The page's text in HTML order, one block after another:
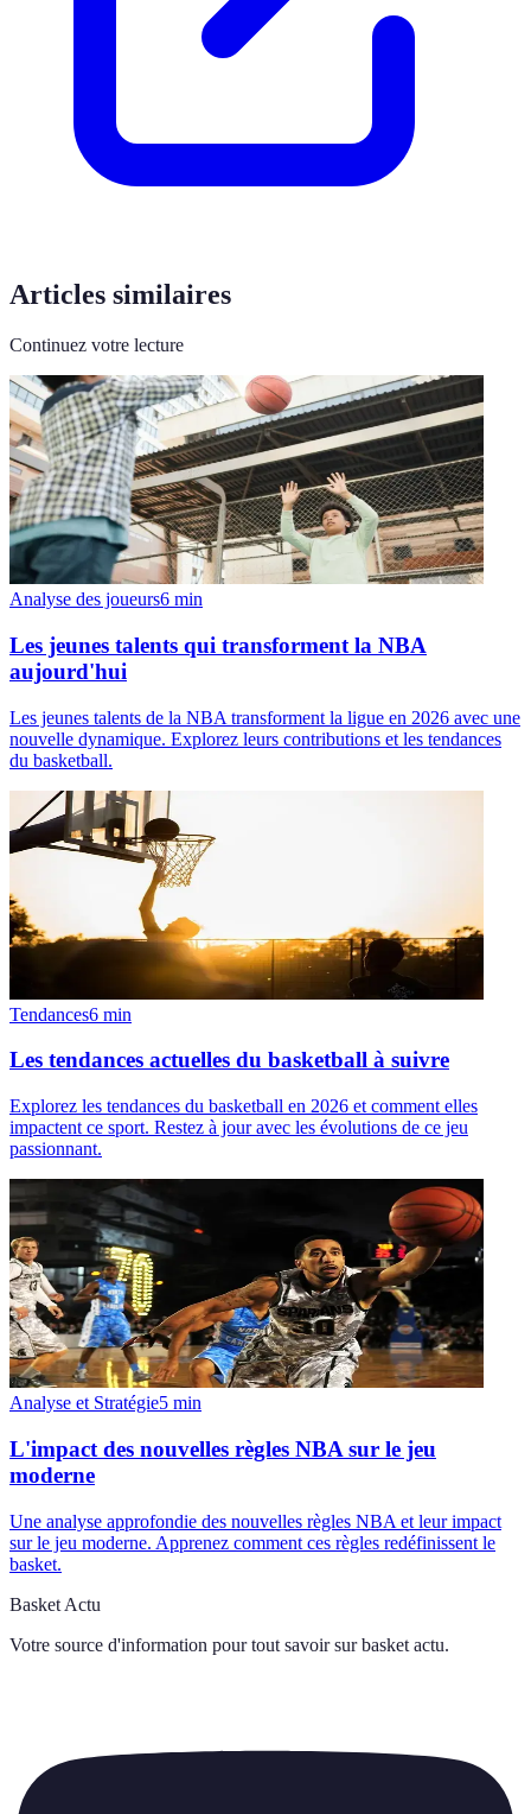
Articles similaires
Continuez votre lecture
Analyse des joueurs6 min
Les jeunes talents qui transforment la NBA
aujourd'hui
Les jeunes talents de la NBA transforment la ligue en 2026 avec une
nouvelle dynamique. Explorez leurs contributions et les tendances
du basketball.
Tendances6 min
Les tendances actuelles du basketball à suivre
Explorez les tendances du basketball en 2026 et comment elles
impactent ce sport. Restez à jour avec les évolutions de ce jeu
passionnant.
Analyse et Stratégie5 min
L'impact des nouvelles règles NBA sur le jeu
moderne
Une analyse approfondie des nouvelles règles NBA et leur impact
sur le jeu moderne. Apprenez comment ces règles redéfinissent le
basket.
Basket Actu
Votre source d'information pour tout savoir sur basket actu.